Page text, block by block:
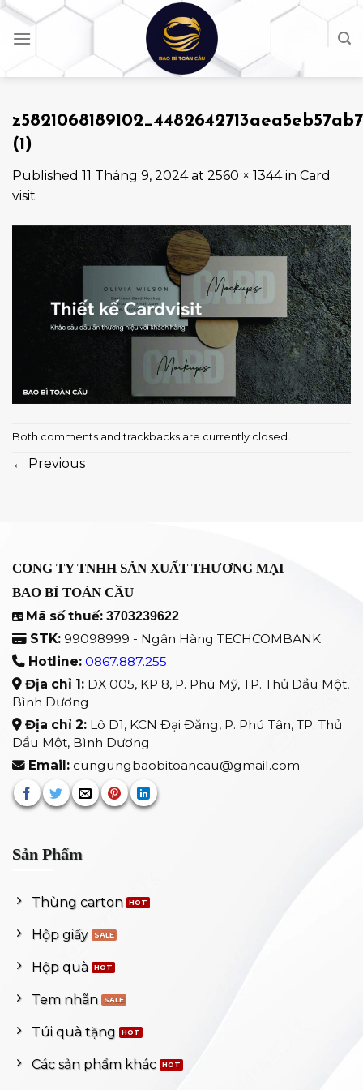
Skip
content
(1)
Published 11 Tháng 9, 2024at 2560 × 1344in Card
visit
Both comments and trackbacks are currently closed.
← Previous
CÔNG TY TNHH SẢN XUẤT THƯƠNG MẠI
BAO BÌ TOÀN CẦU
Mã số thuế: 3703239622
STK: 99098999 - Ngân Hàng TECHCOMBANK
Hotline: 0867.887.255
Địa chỉ 1: DX 005, KP 8, P. Phú Mỹ, TP. Thủ Dầu Một,
Bình Dương
Địa chỉ 2: Lô D1, KCN Đại Đăng, P. Phú Tân, TP. Thủ
Dầu Một, Bình Dương
Email: cungungbaobitoancau@gmail.com
Sản Phẩm
Thùng carton
Hộp giấy
Hộp quà
Tem nhãn
Túi quà tặng
Các sản phẩm khác